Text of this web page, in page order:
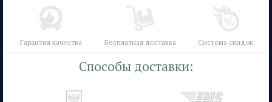
Гарантия качества Бесплатная доставка Система скидок
Способы доставки: